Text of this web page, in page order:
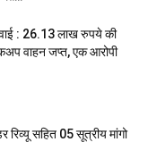
: 26.13 लाख रुपये की
वाहन जप्त, एक आरोपी
रिव्यू सहित 05 सूत्रीय मांगो